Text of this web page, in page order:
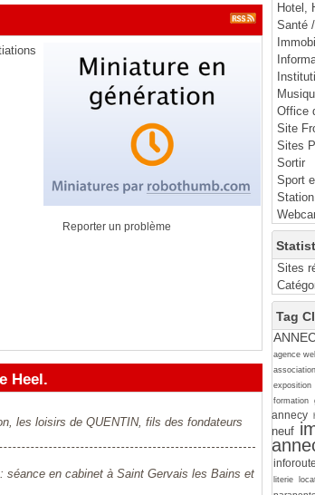
Hotel,
Santé
Office
Site
Sites
Sortir
Sport
Sites
Tag
agence
association
exposition
formation
annecy
neuf
literie
Reporter un problème
Heel.
les loisirs de QUENTIN, fils des fondateurs
séance en cabinet à Saint Gervais les Bains et